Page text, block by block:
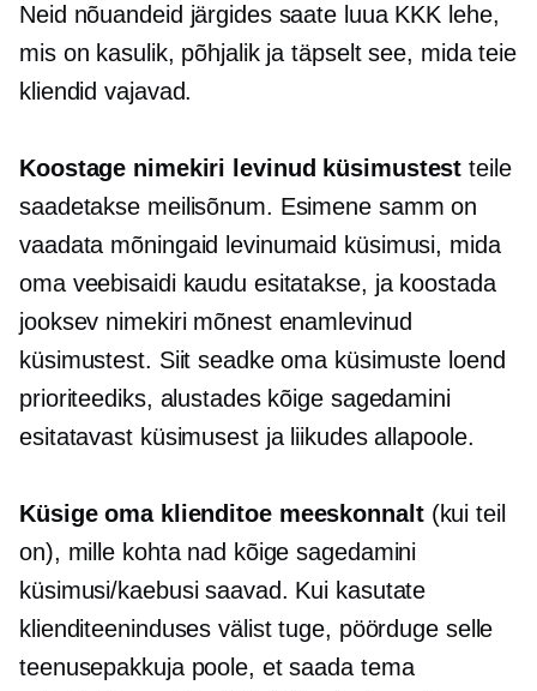
Neid nõuandeid järgides saate luua KKK lehe,
mis on kasulik, põhjalik ja täpselt see, mida teie
kliendid vajavad.
Koostage nimekiri levinud küsimustest teile
saadetakse meilisõnum. Esimene samm on
vaadata mõningaid levinumaid küsimusi, mida
oma veebisaidi kaudu esitatakse, ja koostada
jooksev nimekiri mõnest enamlevinud
küsimustest. Siit seadke oma küsimuste loend
prioriteediks, alustades kõige sagedamini
esitatavast küsimusest ja liikudes allapoole.
Küsige oma klienditoe meeskonnalt (kui teil
on), mille kohta nad kõige sagedamini
küsimusi/kaebusi saavad. Kui kasutate
klienditeeninduses välist tuge, pöörduge selle
teenusepakkuja poole, et saada tema